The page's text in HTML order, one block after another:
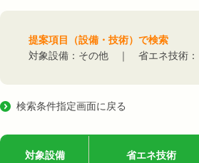
提案項目（設備・技術）で検索
対象設備：その他 ｜ 省エネ技術：
検索条件指定画面に戻る
対象設備 省エネ技術